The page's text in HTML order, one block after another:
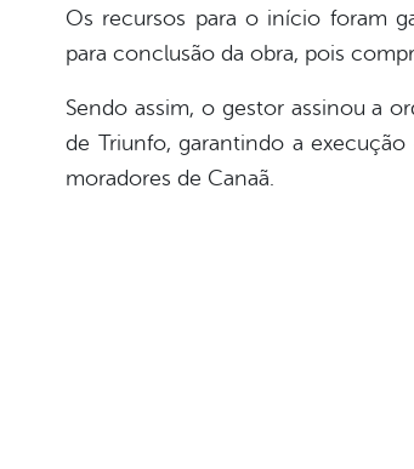
Os recursos para o início foram
para conclusão da obra, pois
Sendo assim, o gestor assinou a
de Triunfo, garantindo a
moradores de Canaã.